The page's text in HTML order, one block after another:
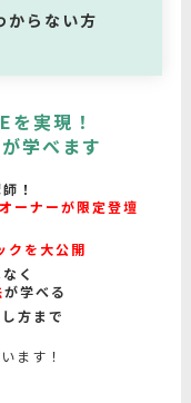
からない方
実現！
学べます
！
ーナーが限定登壇
クを大公開
く
が学べる
方まで
ます！